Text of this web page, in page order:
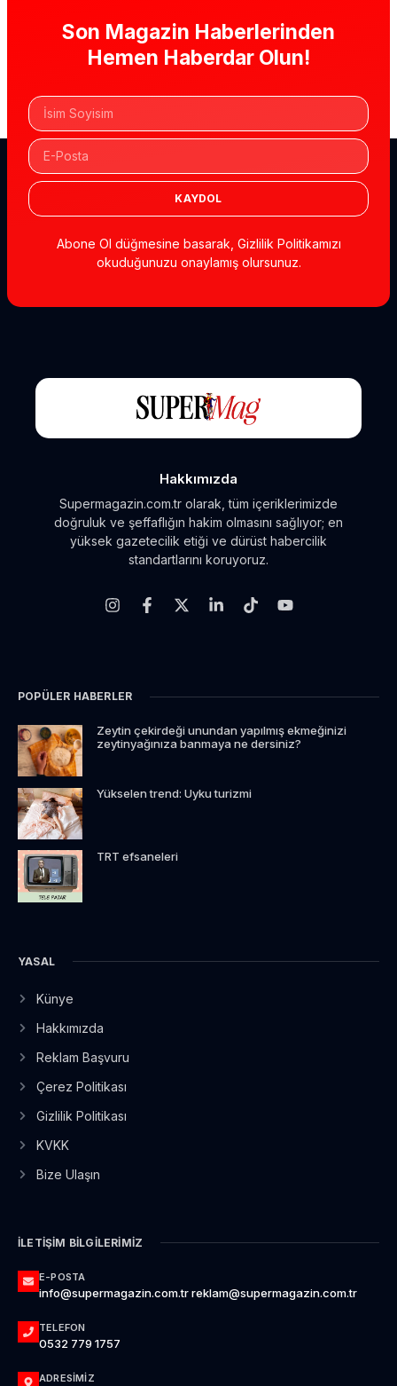
Son Magazin Haberlerinden
Hemen Haberdar Olun!
KAYDOL
Abone Ol düğmesine basarak, Gizlilik Politikamızı
okuduğunuzu onaylamış olursunuz.
Hakkımızda
Supermagazin.com.tr olarak, tüm içeriklerimizde
doğruluk ve şeffaflığın hakim olmasını sağlıyor; en
yüksek gazetecilik etiği ve dürüst habercilik
standartlarını koruyoruz.
POPÜLER HABERLER
Zeytin çekirdeği unundan yapılmış ekmeğinizi
zeytinyağınıza banmaya ne dersiniz?
Yükselen trend: Uyku turizmi
TRT efsaneleri
YASAL
Künye
Hakkımızda
Reklam Başvuru
Çerez Politikası
Gizlilik Politikası
KVKK
Bize Ulaşın
İLETIŞIM BILGILERIMIZ
E-POSTA
info@supermagazin.com.tr reklam@supermagazin.com.tr
TELEFON
0532 779 1757
ADRESIMIZ